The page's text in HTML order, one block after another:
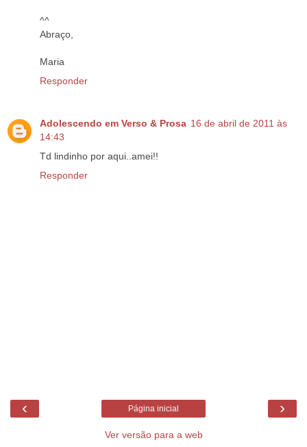
^^
Abraço,
Maria
Responder
Adolescendo em Verso & Prosa 16 de abril de 2011 às
14:43
Td lindinho por aqui..amei!!
Responder
‹ ›
Página inicial
Ver versão para a web